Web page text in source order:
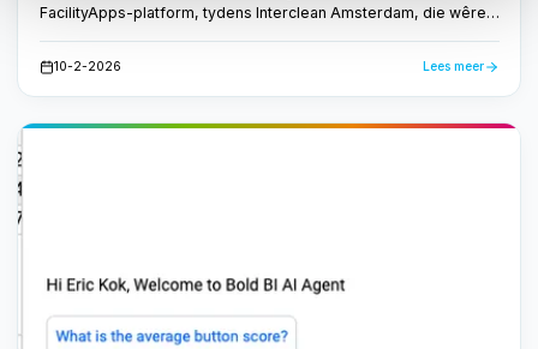
FacilityApps-platform, tydens Interclean Amsterdam, die wêreld
genomineer is vir die Amsterdam Innovation Award 2026.
10-2-2026 Lees meer